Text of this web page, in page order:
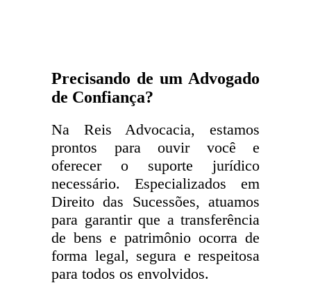
Precisando de um Advogado
de Confiança?
Na Reis Advocacia, estamos
prontos para ouvir você e
oferecer o suporte jurídico
necessário. Especializados em
Direito das Sucessões, atuamos
para garantir que a transferência
de bens e patrimônio ocorra de
forma legal, segura e respeitosa
para todos os envolvidos.